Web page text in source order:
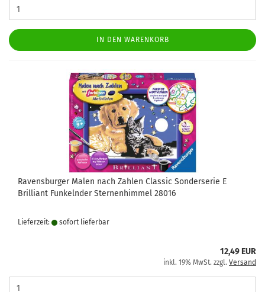
IN DEN WARENKORB
Ravensburger Malen nach Zahlen Classic Sonderserie E
Brilliant Funkelnder Sternenhimmel 28016
Lieferzeit: sofort lie­fer­bar
12,49 EUR
inkl. 19% MwSt. zzgl. Versand